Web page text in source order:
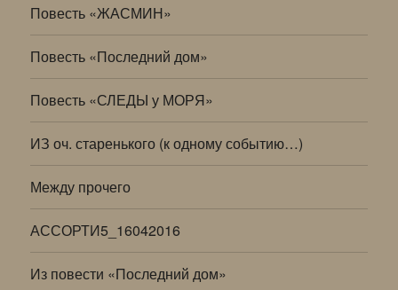
Повесть «ЖАСМИН»
Повесть «Последний дом»
Повесть «СЛЕДЫ у МОРЯ»
ИЗ оч. старенького (к одному событию…)
Между прочего
АССОРТИ5_16042016
Из повести «Последний дом»